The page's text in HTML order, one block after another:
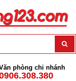
phòng chi nhánh